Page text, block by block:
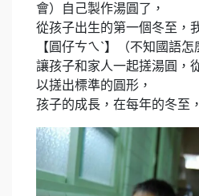
會）自己製作湯圓了，
從孩子出生的第一個冬至，
【圓仔ㄘㄟˋ】（不知國語怎
讓孩子和家人一起搓湯圓，
以搓出標準的圓形，
孩子的成長，在每年的冬至